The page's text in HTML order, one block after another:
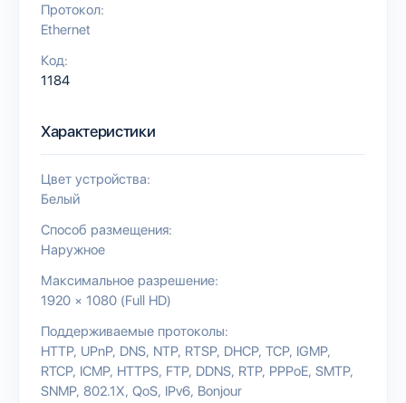
Протокол:
Ethernet
Код:
1184
Характеристики
Цвет устройства:
Белый
Способ размещения:
Наружное
Максимальное разрешение:
1920 × 1080 (Full HD)
Поддерживаемые протоколы:
HTTP UPnP DNS NTP RTSP DHCP TCP IGMP
RTCP ICMP HTTPS FTP DDNS RTP PPPoE SMTP
SNMP 802.1X QoS IPv6 Bonjour